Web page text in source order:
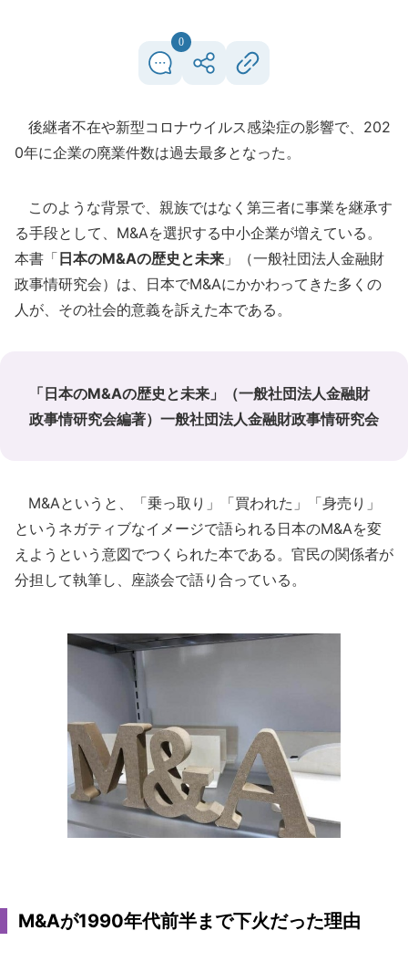
0
後継者不在や新型コロナウイルス感染症の影響で、202
0年に企業の廃業件数は過去最多となった。
このような背景で、親族ではなく第三者に事業を継承す
る手段として、M&Aを選択する中小企業が増えている。
本書「 日本のM&Aの歴史と未来 」（一般社団法人金融財
政事情研究会）は、日本でM&Aにかかわってきた多くの
人が、その社会的意義を訴えた本である。
「日本のM&Aの歴史と未来」（一般社団法人金融財
政事情研究会編著）一般社団法人金融財政事情研究会
M&Aというと、「乗っ取り」「買われた」「身売り」
というネガティブなイメージで語られる日本のM&Aを変
えようという意図でつくられた本である。官民の関係者が
分担して執筆し、座談会で語り合っている。
M&Aが1990年代前半まで下火だった理由